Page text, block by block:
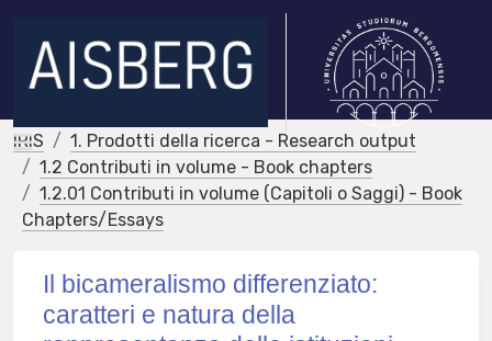
IRIS
1. Prodotti della ricerca - Research output
1.2 Contributi in volume - Book chapters
1.2.01 Contributi in volume (Capitoli o Saggi) - Book
Chapters/Essays
Il bicameralismo differenziato:
caratteri e natura della